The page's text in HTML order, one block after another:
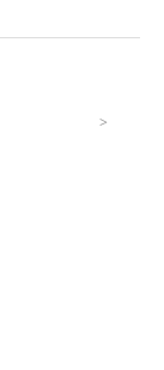
>